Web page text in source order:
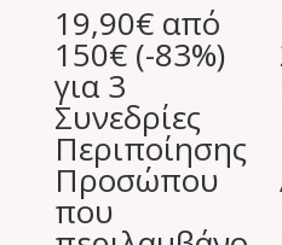
19,90€ από
150€ (-83%)
για 3
Συνεδρίες
Περιποίησης
Προσώπου
που